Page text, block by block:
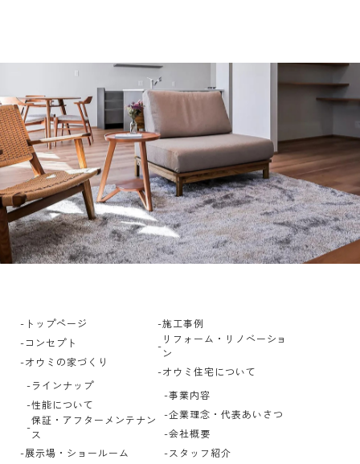
トップページ
コンセプト
オウミの家づくり
ラインナップ
性能について
保証・アフターメンテナン
ス
展示場・ショールーム
施工事例
リフォーム・リノベーショ
ン
オウミ住宅について
事業内容
企業理念・代表あいさつ
会社概要
スタッフ紹介